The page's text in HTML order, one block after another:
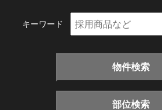
キーワード
物件検索
部位検索